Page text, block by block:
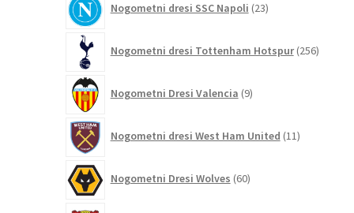
Nogometni dresi SSC Napoli 23izdelkov
Nogometni dresi Tottenham Hotspur 256
Nogometni Dresi Valencia 9izdelkov
Nogometni dresi West Ham United 11izdelkov
Nogometni Dresi Wolves 60izdelkov